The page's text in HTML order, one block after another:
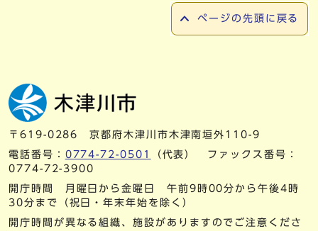
ページの先頭に戻る
〒619-0286 京都府木津川市木津南垣外110-9
電話番号： 0774-72-0501
（代表） ファックス番号：
0774-72-3900
開庁時間 月曜日から金曜日 午前9時00分から午後4時
30分まで（祝日・年末年始を除く）
開庁時間が異なる組織、施設がありますのでご注意くださ